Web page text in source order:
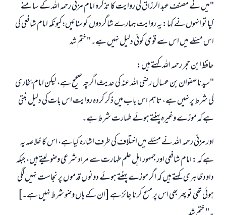
"میں نے مصنف عبد الرزاق کی روایت کا تذکرہ امام مزنی رحمہ اللہ کے سامنے
کیا تو انہوں نے کہا: یہ روایت ہمارے شاگردوں کو سنائیں؛ کیونکہ امام شافعی کی
اس مسئلے میں اس سے قوی کوئی دلیل نہیں ہے۔" ختم شد
حافظ ابن حجر رحمہ اللہ کہتے ہیں:
"سیدنا صفوان بن عسال رضی اللہ عنہ کی حدیث اگرچہ صحیح ہے، لیکن امام بخاری
کی شرط پر نہیں ہے، تاہم اس باب میں ذکر کردہ روایت اس بات کی دلیل بنتی
ہے کہ موزے وغیرہ پہنتے ہوئے طہارت شرط ہے۔
اور مزنی رحمہ اللہ نے مسئلے میں اختلاف کی طرف اشارہ کیا ہے، اس کا خلاصہ یہ
ہے کہ : امام شافعی اور جمہور اہل علم طہارت سے مراد شرعی وضو لیتے ہیں، جبکہ
داود ظاہری کہتے ہیں کہ اگر موزے پہنتے ہوئے دونوں قدموں پر نجاست نہیں لگی
ہوئی تھی تو پھر بھی اس پر مسح کرنا جائز ہے [ان کے ہاں وضو شرط نہیں ہے۔]